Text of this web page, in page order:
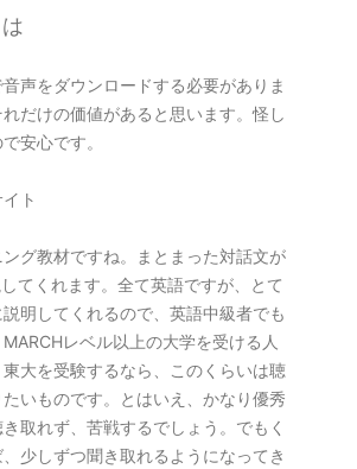
声をダウンロードする必要がありま
だけの価値があると思います。怪し
安心です。
ト
グ教材ですね。まとまった対話文が
てくれます。全て英語ですが、とて
明してくれるので、英語中級者でも
レベル以上の大学を受ける人
大を受験するなら、このくらいは聴
いものです。とはいえ、かなり優秀
取れず、苦戦するでしょう。でもく
少しずつ聞き取れるようになってき